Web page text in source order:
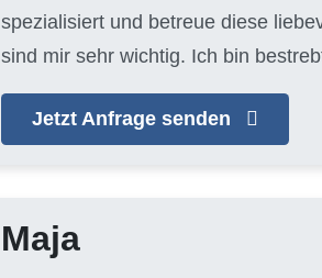
spezialisiert und betreue diese
sind mir sehr wichtig. Ich bin
Jetzt Anfrage senden
Maja